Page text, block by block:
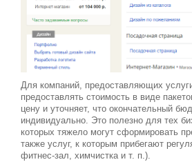
Для компаний, предоставляющих
предоставлять стоимость в виде
цену и уточняет, что окончательный
индивидуально. Это полезно для тех
которых тяжело могут сформировать
также услуг, к которым прибегают
фитнес-зал, химчистка и т. п.).